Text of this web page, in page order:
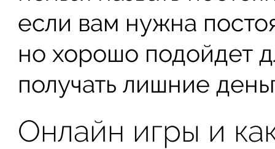
если вам нужна
но хорошо подойдет
получать лишние
Онлайн игры и